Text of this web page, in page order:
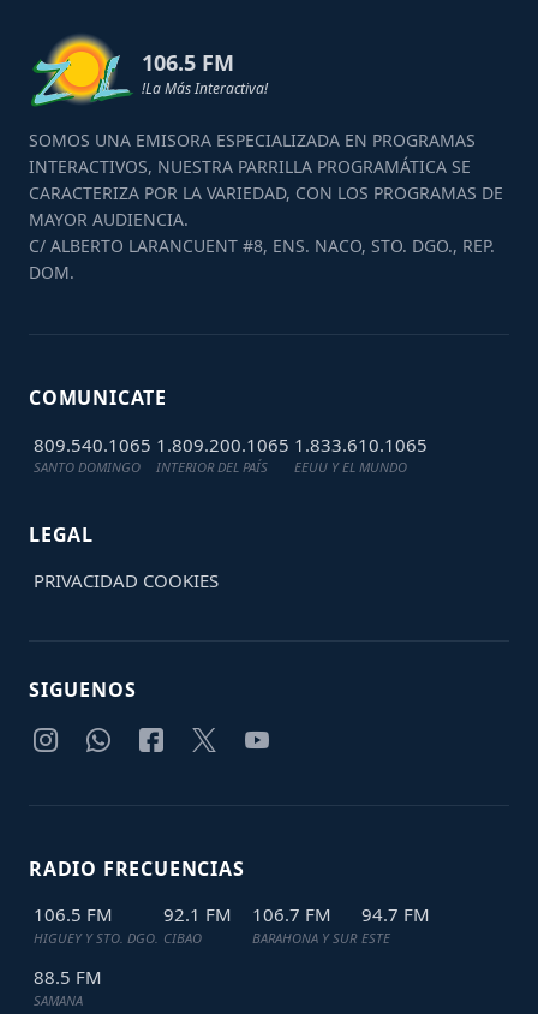
106.5 FM
!La Más Interactiva!
SOMOS UNA EMISORA ESPECIALIZADA EN PROGRAMAS
INTERACTIVOS, NUESTRA PARRILLA PROGRAMÁTICA SE
CARACTERIZA POR LA VARIEDAD, CON LOS PROGRAMAS DE
MAYOR AUDIENCIA.
C/ ALBERTO LARANCUENT #8, ENS. NACO, STO. DGO., REP.
DOM.
COMUNICATE
809.540.1065
SANTO DOMINGO
1.809.200.1065
INTERIOR DEL PAÍS
1.833.610.1065
EEUU Y EL MUNDO
LEGAL
PRIVACIDAD COOKIES
SIGUENOS
RADIO FRECUENCIAS
106.5 FM
HIGUEY Y STO. DGO.
92.1 FM
CIBAO
106.7 FM
BARAHONA Y SUR
94.7 FM
ESTE
88.5 FM
SAMANA